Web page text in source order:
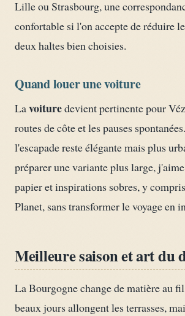
Lille ou Strasbourg, une
confortable si l'on accepte de réduire
deux haltes bien choisies.
Quand louer une voiture
Lavoituredevient pertinente pour
routes de côte et les pauses
l'escapade reste élégante mais plus
préparer une variante plus large,
papier et inspirations sobres, y
Planet, sans transformer le voyage en
Meilleure saison et art du
La Bourgogne change de matière au
beaux jours allongent les terrasses,